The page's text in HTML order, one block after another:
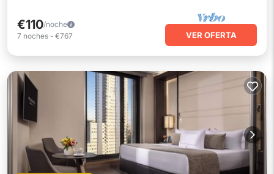
€110/noche
7 noches - €767 VER OFERTA